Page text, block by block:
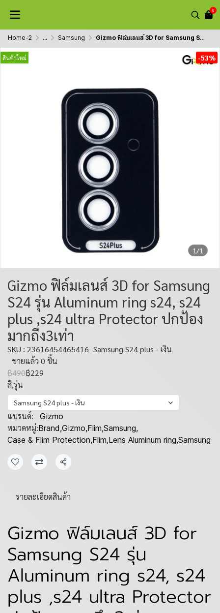
0
Home-2 ... Samsung Gizmo ฟิล์มเลนส์ 3D for Samsung S24 รุ่น Aluminum ring s24, s24 plus ,s24 ultra Protector ปกป้องมากถึง3เท่า
1/1
สินค้าใหม่ -53%
Gizmo ฟิล์มเลนส์ 3D for Samsung
S24 รุ่น Aluminum ring s24, s24
plus ,s24 ultra Protector ปกป้อง
มากถึง3เท่า
SKU : 23616454465416 Samsung S24 plus - เงิน
ขายแล้ว 0 ชิ้น
฿490฿229
สี,รุ่น
Samsung S24 plus - เงิน
แบรนด์: Gizmo
หมวดหมู่:Brand,Gizmo,Flim,Samsung,
Case & Flim Protection,Flim,Lens Aluminum ring,Samsung
แชร์
รายละเอียดสินค้า
Gizmo ฟิล์มเลนส์ 3D for
Samsung S24 รุ่น
Aluminum ring s24, s24
plus ,s24 ultra Protector